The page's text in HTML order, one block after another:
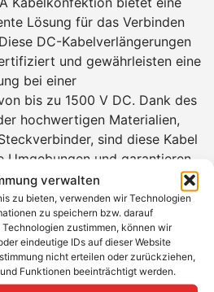
verwalten
zu bieten, verwenden wir Technologien
zu speichern bzw. darauf
zustimmen, können wir
eindeutige IDs auf dieser Website
nicht erteilen oder zurückziehen,
Funktionen beeinträchtigt werden.
Lösung für das Verbinden
DC-Kabelverlängerungen
und gewährleisten eine
bei einer
bis zu 1500 V DC. Dank des
hochwertigen Materialien,
sind diese Kabel
Umgebungen und garantieren
m, 5 m & 10 m) und
6 mm²) bei Teutschtech!